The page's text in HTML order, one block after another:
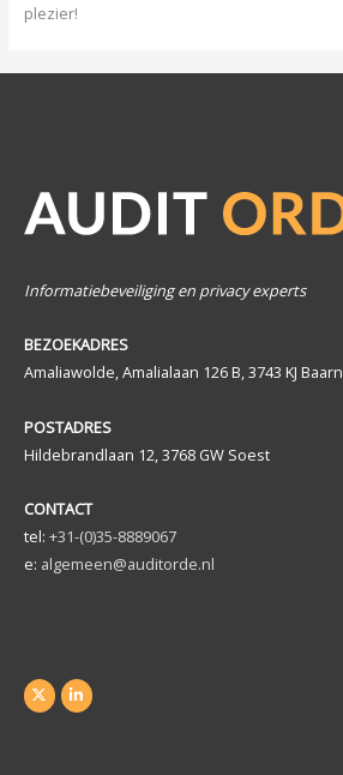
plezier!
Informatiebeveiliging en privacy experts
BEZOEKADRES
Amaliawolde, Amalialaan 126 B, 3743 KJ Baarn
POSTADRES
Hildebrandlaan 12, 3768 GW Soest
CONTACT
tel: +31-(0)35-8889067
e: algemeen@auditorde.nl